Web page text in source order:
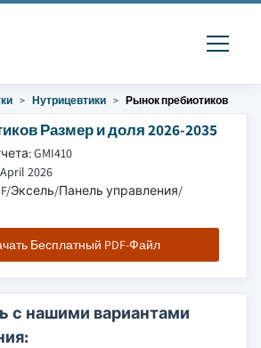
Нутрицевтики Рынок пребиотиков
Размер и доля 2026-2035
GMI410
2026
Эксель/Панель управления/
Бесплатный PDF-Файл
с нашими вариантами